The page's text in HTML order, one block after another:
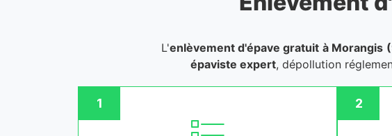
L'enlèvement d'épave gratuit à Morangis
épaviste expert, dépollution
1 2